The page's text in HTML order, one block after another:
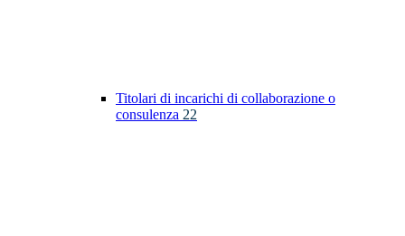
Titolari di incarichi di collaborazione o
consulenza 22